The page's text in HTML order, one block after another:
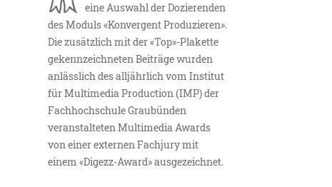
eine Auswahl der Dozierenden
des Moduls «Konvergent Produzieren».
Die zusätzlich mit der «Top»-Plakette
gekennzeichneten Beiträge wurden
anlässlich des alljährlich vom Institut
für Multimedia Production (IMP) der
Fachhochschule Graubünden
veranstalteten Multimedia Awards
von einer externen Fachjury mit
einem «Digezz-Award» ausgezeichnet.